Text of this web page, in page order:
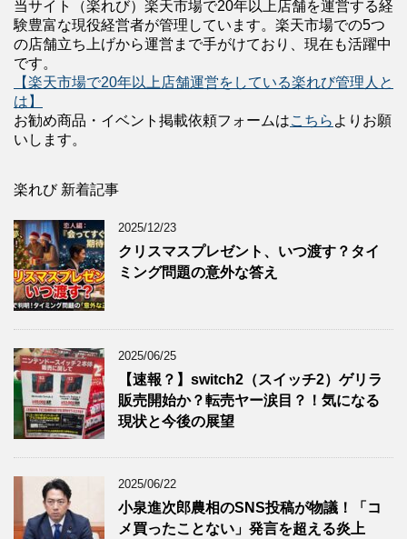
当サイト（楽れび）楽天市場で20年以上店舗を運営する経
験豊富な現役経営者が管理しています。楽天市場での5つ
の店舗立ち上げから運営まで手がけており、現在も活躍中
です。
【楽天市場で20年以上店舗運営をしている楽れび管理人と
は】
お勧め商品・イベント掲載依頼フォームはこちら よりお願
いします。
楽れび 新着記事
2025/12/23
クリスマスプレゼント、いつ渡す？タイ
ミング問題の意外な答え
2025/06/25
【速報？】switch2（スイッチ2）ゲリラ
販売開始か？転売ヤー涙目？！気になる
現状と今後の展望
2025/06/22
小泉進次郎農相のSNS投稿が物議！「コ
メ買ったことない」発言を超える炎上